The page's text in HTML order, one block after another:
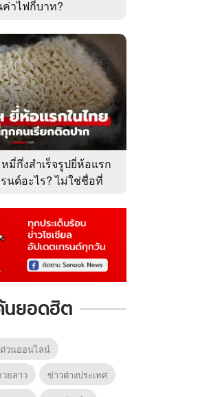
าไฟกี่บาท?
มี่กึ่งสำเร็จรูปยี่ห้อแรก
นด์อะไร? ไม่ใช่ชื่อที่
นยอดฮิต
วนออนไลน์
ยลาว
ข่าวต่างประเทศ